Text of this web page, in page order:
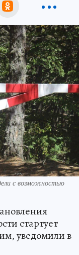
с возможностью
стартует
уведомили в